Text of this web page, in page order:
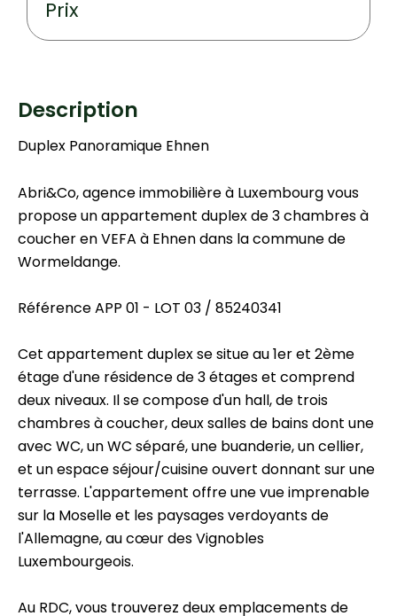
Prix
Description
Duplex Panoramique Ehnen
Abri&Co, agence immobilière à Luxembourg vous
propose un appartement duplex de 3 chambres à
coucher en VEFA à Ehnen dans la commune de
Wormeldange.
Référence APP 01 - LOT 03 / 85240341
Cet appartement duplex se situe au 1er et 2ème
étage d'une résidence de 3 étages et comprend
deux niveaux. Il se compose d'un hall, de trois
chambres à coucher, deux salles de bains dont une
avec WC, un WC séparé, une buanderie, un cellier,
et un espace séjour/cuisine ouvert donnant sur une
terrasse. L'appartement offre une vue imprenable
sur la Moselle et les paysages verdoyants de
l'Allemagne, au cœur des Vignobles
Luxembourgeois.
Au RDC, vous trouverez deux emplacements de